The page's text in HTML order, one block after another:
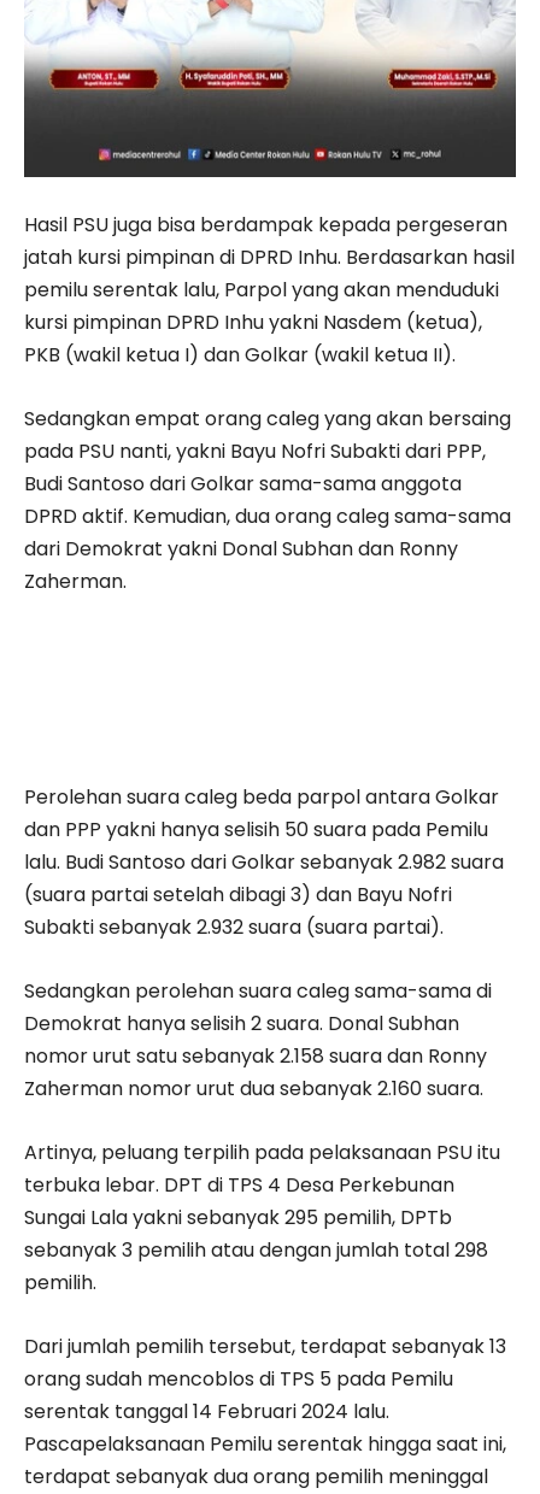
Hasil PSU juga bisa berdampak kepada pergeseran
jatah kursi pimpinan di DPRD Inhu. Berdasarkan hasil
pemilu serentak lalu, Parpol yang akan menduduki
kursi pimpinan DPRD Inhu yakni Nasdem (ketua),
PKB (wakil ketua I) dan Golkar (wakil ketua II).
Sedangkan empat orang caleg yang akan bersaing
pada PSU nanti, yakni Bayu Nofri Subakti dari PPP,
Budi Santoso dari Golkar sama-sama anggota
DPRD aktif. Kemudian, dua orang caleg sama-sama
dari Demokrat yakni Donal Subhan dan Ronny
Zaherman.
Perolehan suara caleg beda parpol antara Golkar
dan PPP yakni hanya selisih 50 suara pada Pemilu
lalu. Budi Santoso dari Golkar sebanyak 2.982 suara
(suara partai setelah dibagi 3) dan Bayu Nofri
Subakti sebanyak 2.932 suara (suara partai).
Sedangkan perolehan suara caleg sama-sama di
Demokrat hanya selisih 2 suara. Donal Subhan
nomor urut satu sebanyak 2.158 suara dan Ronny
Zaherman nomor urut dua sebanyak 2.160 suara.
Artinya, peluang terpilih pada pelaksanaan PSU itu
terbuka lebar. DPT di TPS 4 Desa Perkebunan
Sungai Lala yakni sebanyak 295 pemilih, DPTb
sebanyak 3 pemilih atau dengan jumlah total 298
pemilih.
Dari jumlah pemilih tersebut, terdapat sebanyak 13
orang sudah mencoblos di TPS 5 pada Pemilu
serentak tanggal 14 Februari 2024 lalu.
Pascapelaksanaan Pemilu serentak hingga saat ini,
terdapat sebanyak dua orang pemilih meninggal